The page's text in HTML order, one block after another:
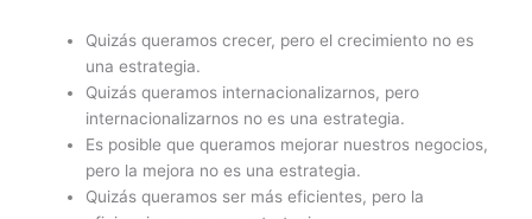
Quizás queramos crecer, pero el crecimiento no es
una estrategia.
Quizás queramos internacionalizarnos, pero
internacionalizarnos no es una estrategia.
Es posible que queramos mejorar nuestros negocios,
pero la mejora no es una estrategia.
Quizás queramos ser más eficientes, pero la